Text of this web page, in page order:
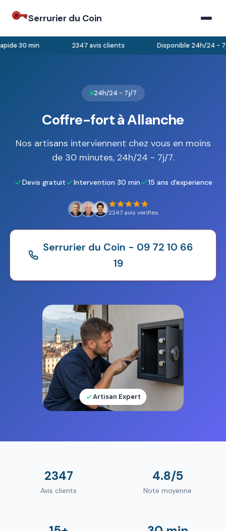
Serrurier du Coin
30 min 2347 avis clients Disponible 24h/24 -
24h/24 - 7j/7
Coffre-fort à Allanche
Nos artisans interviennent chez vous en moins
de 30 minutes, 24h/24 - 7j/7.
Devis gratuit Intervention 30 min 15 ans d'experience
2347 avis verifies
Serrurier du Coin - 09 72 10 66
19
Artisan Expert
2347
Avis clients
4.8/5
Note moyenne